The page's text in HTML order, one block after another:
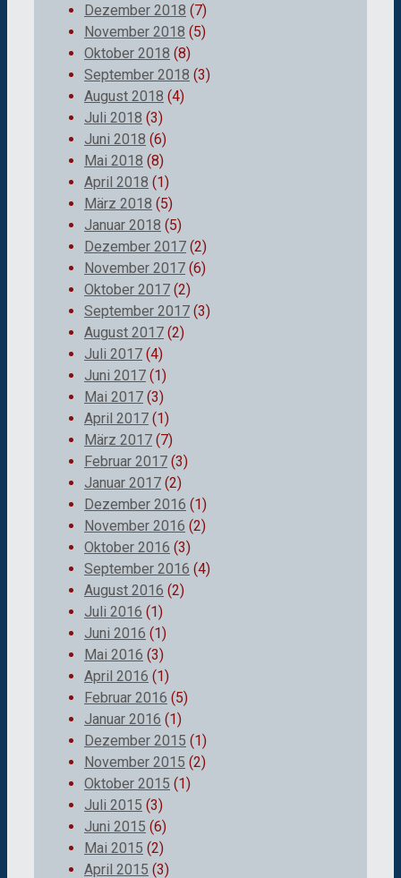
Dezember 2018 (7)
November 2018 (5)
Oktober 2018 (8)
September 2018 (3)
August 2018 (4)
Juli 2018 (3)
Juni 2018 (6)
Mai 2018 (8)
April 2018 (1)
März 2018 (5)
Januar 2018 (5)
Dezember 2017 (2)
November 2017 (6)
Oktober 2017 (2)
September 2017 (3)
August 2017 (2)
Juli 2017 (4)
Juni 2017 (1)
Mai 2017 (3)
April 2017 (1)
März 2017 (7)
Februar 2017 (3)
Januar 2017 (2)
Dezember 2016 (1)
November 2016 (2)
Oktober 2016 (3)
September 2016 (4)
August 2016 (2)
Juli 2016 (1)
Juni 2016 (1)
Mai 2016 (3)
April 2016 (1)
Februar 2016 (5)
Januar 2016 (1)
Dezember 2015 (1)
November 2015 (2)
Oktober 2015 (1)
Juli 2015 (3)
Juni 2015 (6)
Mai 2015 (2)
April 2015 (3)